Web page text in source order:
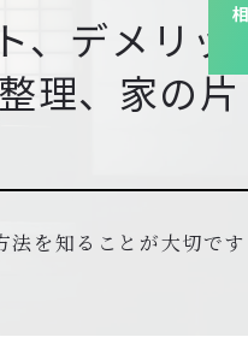
、デメリッ
理、家の片
法を知ることが大切です